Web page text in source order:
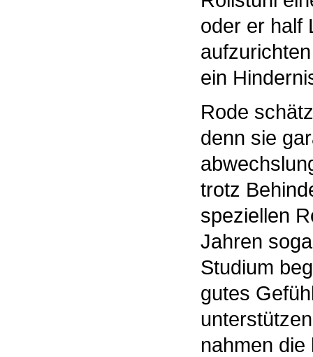
oder er half
ein
Rode
denn sie
trotz
speziellen
Jahren
Studium
gutes
nahmen